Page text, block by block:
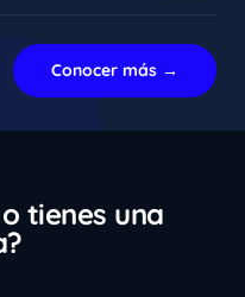
Conocer más →
tienes una